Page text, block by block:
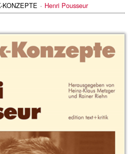
KONZEPTE Henri Pousseur